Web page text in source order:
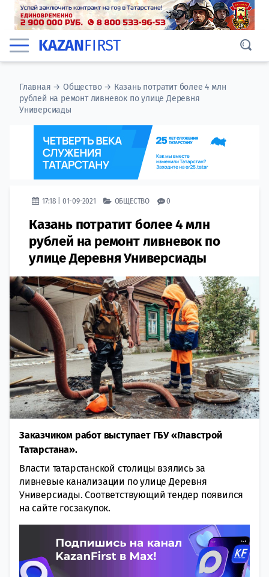
KAZANFIRST
Главная →Общество→ Казань потратит более 4 млн
рублей на ремонт ливневок по улице Деревня
Универсиады
17:18 | 01-09-2021 ОБЩЕСТВО 0
Казань потратит более 4 млн
рублей на ремонт ливневок по
улице Деревня Универсиады
Заказчиком работ выступает ГБУ «Главстрой
Татарстана».
Власти татарстанской столицы взялись за
ливневые канализации по улице Деревня
Универсиады. Соответствующий тендер появился
на сайте госзакупок.